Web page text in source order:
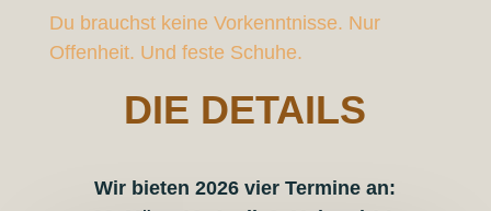
Du brauchst keine Vorkenntnisse. Nur
Offenheit. Und feste Schuhe.
DIE DETAILS
Wir bieten 2026 vier Termine an: